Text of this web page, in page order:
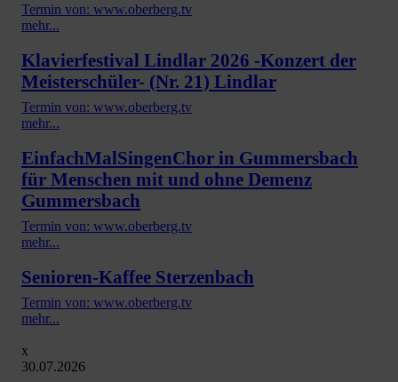
Termin von: www.oberberg.tv
mehr...
Klavierfestival Lindlar 2026 -Konzert der
Meisterschüler- (Nr. 21) Lindlar
Termin von: www.oberberg.tv
mehr...
EinfachMalSingenChor in Gummersbach
für Menschen mit und ohne Demenz
Gummersbach
Termin von: www.oberberg.tv
mehr...
Senioren-Kaffee Sterzenbach
Termin von: www.oberberg.tv
mehr...
x
30.07.2026